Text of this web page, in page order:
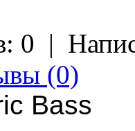
0 |
(0)
Bass